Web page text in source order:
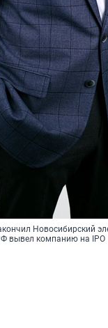
Новосибирский
вывел компанию на IPO